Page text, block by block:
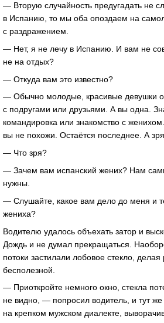
— Вторую случайность предугадать не
в Испанию, то мы оба опоздаем на
с раздражением.
— Нет, я не лечу в Испанию. И вам не
не на отдых?
— Откуда вам это известно?
— Обычно молодые, красивые девушки
с подругами или друзьями. А вы одна.
командировка или знакомство с
вы не похожи. Остаётся последнее. А
— Что зря?
— Зачем вам испанский жених? Нам
нужны.
— Слушайте, какое вам дело до меня и
жениха?
Водителю удалось объехать затор и
Дождь и не думал прекращаться.
потоки застилали лобовое стекло,
бесполезной.
— Приоткройте немного окно, стекла
не видно, — попросил водитель, и тут же
на крепком мужском диалекте,